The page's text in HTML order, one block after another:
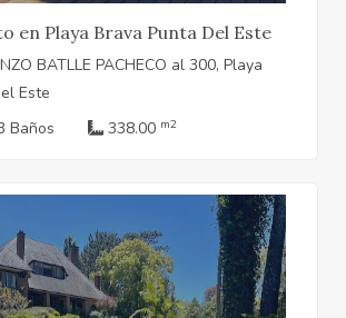
en Playa Brava Punta Del Este
BATLLE PACHECO al 300, Playa
Este
Baños 338.00 m2